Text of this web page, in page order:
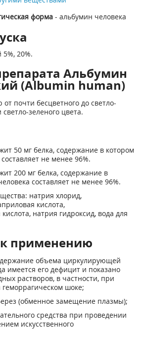
форма - альбумин человека
20%.
Альбумин
(Albumin human)
почти бесцветного до светло-
зеленого цвета.
50 мг белка, содержание в котором
не менее 96%.
200 мг белка, содержание в
составляет не менее 96%.
натрия хлорид,
кислота,
натрия гидроксид, вода для
применению
объема циркулирующей
имеется его дефицит и показано
растворов, в частности, при
шоке;
(обменное замещение плазмы);
средства при проведении
искусственного